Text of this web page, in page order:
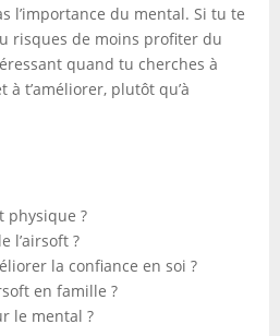
l’importance du mental. Si tu te
risques de moins profiter du
quand tu cherches à
t’améliorer, plutôt qu’à
physique ?
l’airsoft ?
la confiance en soi ?
en famille ?
le mental ?